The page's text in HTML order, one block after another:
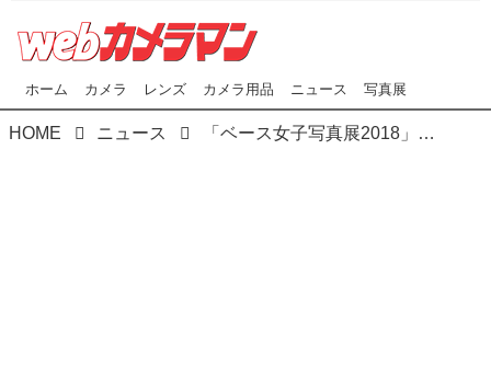
ホーム カメラ レンズ カメラ用品 ニュース 写真展
HOME ニュース 「ベース女子写真展2018」が東京・下北沢、ギャラリー「バロンデッセ」で開催中！ 11月11日（日）まで。